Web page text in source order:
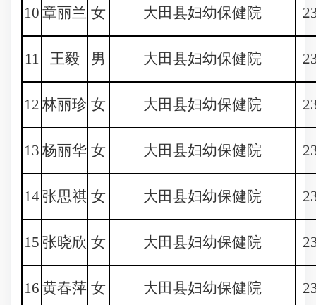
10 章丽兰 女 大田县妇幼保健院
11 王毅 男 大田县妇幼保健院
12 林丽珍 女 大田县妇幼保健院
13 杨丽华 女 大田县妇幼保健院
14张思祺 女 大田县妇幼保健院
15 张晓欣 女 大田县妇幼保健院
16 黄春萍 女 大田县妇幼保健院